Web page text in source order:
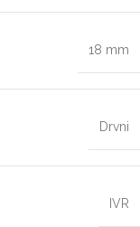
18 mm
Drvni
IVR